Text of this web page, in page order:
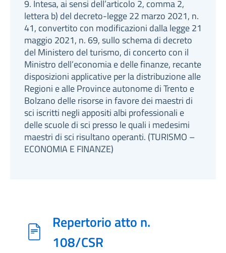
9. Intesa, ai sensi dell’articolo 2, comma 2,
lettera b) del decreto-legge 22 marzo 2021, n.
41, convertito con modificazioni dalla legge 21
maggio 2021, n. 69, sullo schema di decreto
del Ministero del turismo, di concerto con il
Ministro dell’economia e delle finanze, recante
disposizioni applicative per la distribuzione alle
Regioni e alle Province autonome di Trento e
Bolzano delle risorse in favore dei maestri di
sci iscritti negli appositi albi professionali e
delle scuole di sci presso le quali i medesimi
maestri di sci risultano operanti. (TURISMO –
ECONOMIA E FINANZE)
Repertorio atto n.
108/CSR